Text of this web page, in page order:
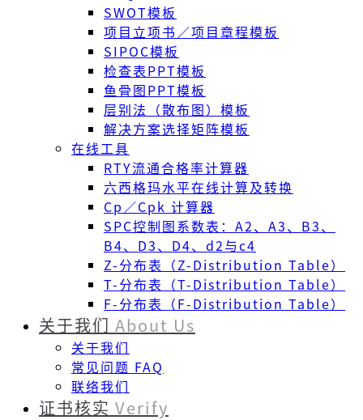
SWOT模板
项目立项书／项目章程模板
SIPOC模板
检查表PPT模板
鱼骨图PPT模板
层别法（散布图）模板
解决方案选择矩阵模板
在线工具
RTY流通合格率计算器
六西格玛水平在线计算及转换
Cp／Cpk 计算器
SPC控制图系数表：A2、A3、B3、
B4、D3、D4、d2与c4
Z-分布表（Z-Distribution Table）
T-分布表（T-Distribution Table）
F-分布表（F-Distribution Table）
关于我们 About Us
关于我们
常见问题 FAQ
联络我们
证书核实 Verify